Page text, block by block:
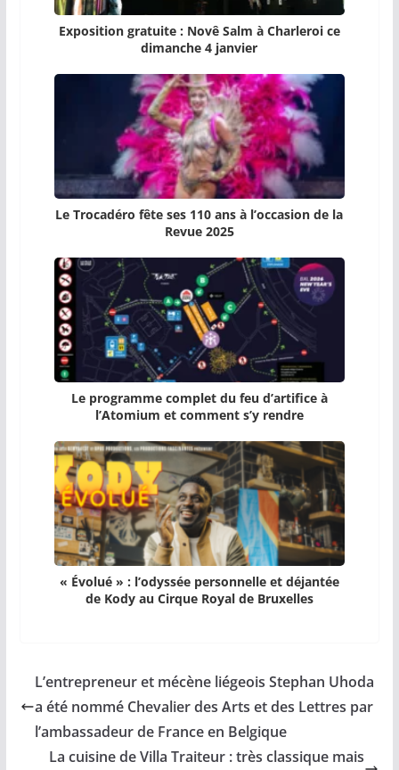
Exposition gratuite : Novê Salm à Charleroi ce
dimanche 4 janvier
Le Trocadéro fête ses 110 ans à l’occasion de la
Revue 2025
Le programme complet du feu d’artifice à
l’Atomium et comment s’y rendre
« Évolué » : l’odyssée personnelle et déjantée
de Kody au Cirque Royal de Bruxelles
L’entrepreneur et mécène liégeois Stephan Uhoda
a été nommé Chevalier des Arts et des Lettres par
l’ambassadeur de France en Belgique
La cuisine de Villa Traiteur : très classique mais